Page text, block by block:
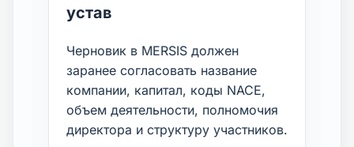
устав
Черновик в MERSIS должен
заранее согласовать название
компании, капитал, коды NACE,
объем деятельности, полномочия
директора и структуру участников.